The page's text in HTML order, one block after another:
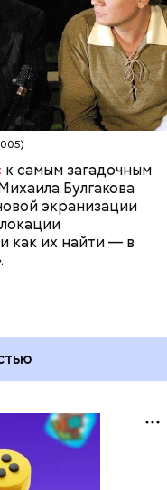
к самым загадочным
Булгакова
экранизации
как их найти — в
Большой Садовой,
жил и
— с 1921-го по
комнатой в гнусном
происходили
потолок, за
поэтому она
где жил
БУЛГАКОВ